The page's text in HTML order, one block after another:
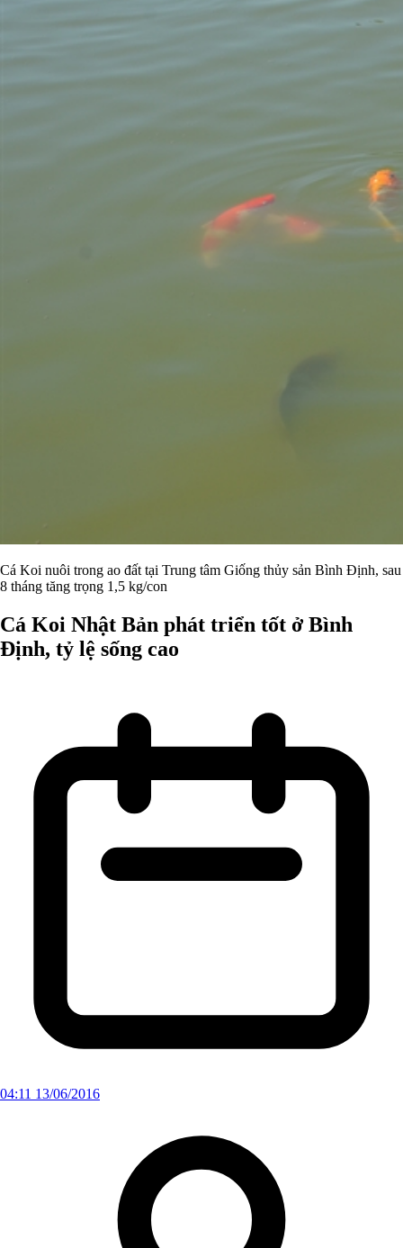
Cá Koi nuôi trong ao đất tại Trung tâm Giống thủy sản Bình Định, sau
8 tháng tăng trọng 1,5 kg/con
Cá Koi Nhật Bản phát triển tốt ở Bình
Định, tỷ lệ sống cao
04:11 13/06/2016